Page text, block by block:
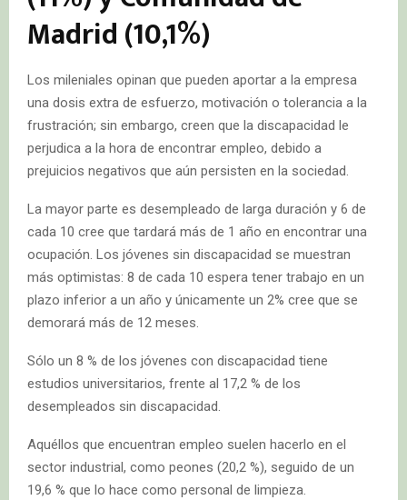
Madrid (10,1%)
Los mileniales opinan que pueden aportar a la empresa
una dosis extra de esfuerzo, motivación o tolerancia a la
frustración; sin embargo, creen que la discapacidad le
perjudica a la hora de encontrar empleo, debido a
prejuicios negativos que aún persisten en la sociedad.
La mayor parte es desempleado de larga duración y 6 de
cada 10 cree que tardará más de 1 año en encontrar una
ocupación. Los jóvenes sin discapacidad se muestran
más optimistas: 8 de cada 10 espera tener trabajo en un
plazo inferior a un año y únicamente un 2% cree que se
demorará más de 12 meses.
Sólo un 8 % de los jóvenes con discapacidad tiene
estudios universitarios, frente al 17,2 % de los
desempleados sin discapacidad.
Aquéllos que encuentran empleo suelen hacerlo en el
sector industrial, como peones (20,2 %), seguido de un
19,6 % que lo hace como personal de limpieza.